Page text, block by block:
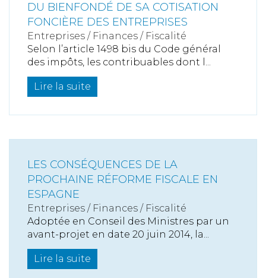
DU BIENFONDÉ DE SA COTISATION
FONCIÈRE DES ENTREPRISES
Entreprises / Finances / Fiscalité
Selon l’article 1498 bis du Code général
des impôts, les contribuables dont l...
Lire la suite
LES CONSÉQUENCES DE LA
PROCHAINE RÉFORME FISCALE EN
ESPAGNE
Entreprises / Finances / Fiscalité
Adoptée en Conseil des Ministres par un
avant-projet en date 20 juin 2014, la...
Lire la suite